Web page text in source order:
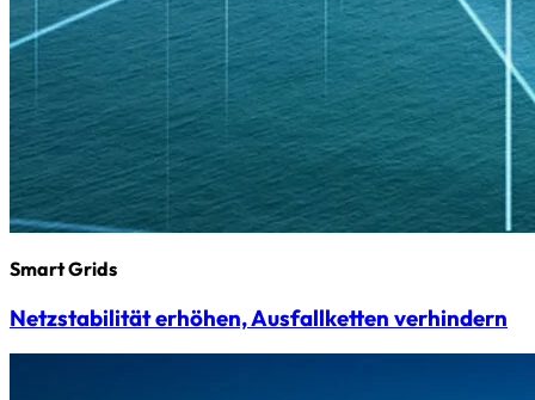
Smart Grids
Netzstabilität erhöhen, Ausfallketten verhindern